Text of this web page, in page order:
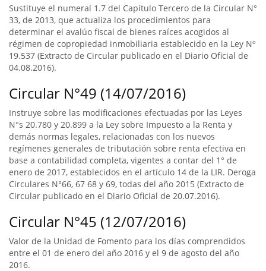
Sustituye el numeral 1.7 del Capítulo Tercero de la Circular N°
33, de 2013, que actualiza los procedimientos para
determinar el avalúo fiscal de bienes raíces acogidos al
régimen de copropiedad inmobiliaria establecido en la Ley Nº
19.537 (Extracto de Circular publicado en el Diario Oficial de
04.08.2016).
Circular N°49 (14/07/2016)
Instruye sobre las modificaciones efectuadas por las Leyes
N°s 20.780 y 20.899 a la Ley sobre Impuesto a la Renta y
demás normas legales, relacionadas con los nuevos
regímenes generales de tributación sobre renta efectiva en
base a contabilidad completa, vigentes a contar del 1° de
enero de 2017, establecidos en el artículo 14 de la LIR. Deroga
Circulares N°66, 67 68 y 69, todas del año 2015 (Extracto de
Circular publicado en el Diario Oficial de 20.07.2016).
Circular N°45 (12/07/2016)
Valor de la Unidad de Fomento para los días comprendidos
entre el 01 de enero del año 2016 y el 9 de agosto del año
2016.